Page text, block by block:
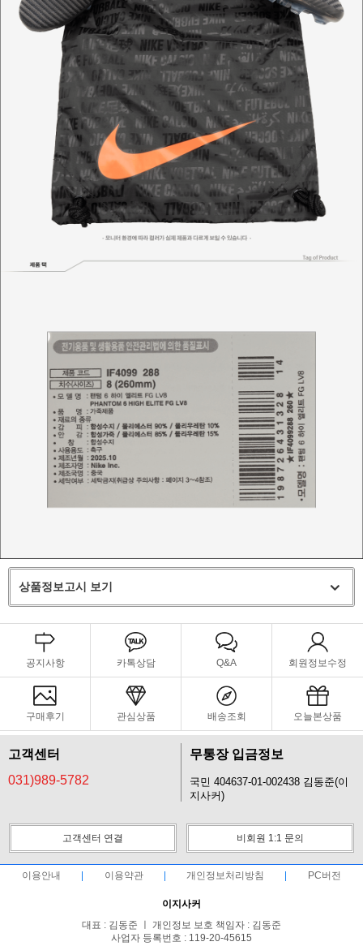
상품정보고시 보기
공지사항 카톡상담 Q&A 회원정보수정
구매후기 관심상품 배송조회 오늘본상품
고객센터
031)989-5782
무통장 입금정보
국민 404637-01-002438 김동준(이
지사커)
고객센터 연결 비회원 1:1 문의
이용안내 이용약관 개인정보처리방침 PC버전
이지사커
대표 : 김동준 ㅣ 개인정보 보호 책임자 : 김동준
사업자 등록번호 : 119-20-45615